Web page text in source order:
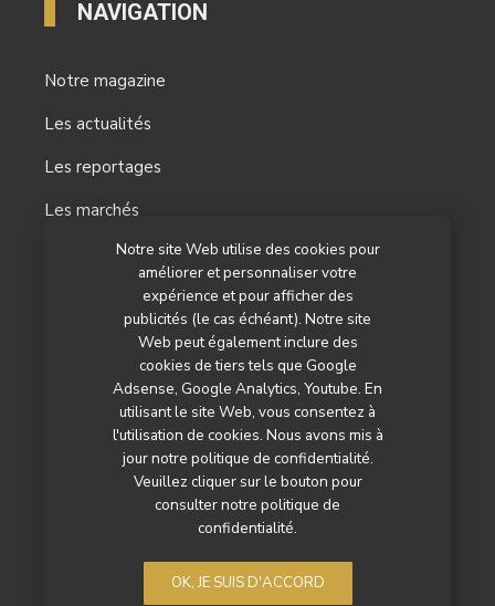
Notre site Web utilise des cookies pour
améliorer et personnaliser votre
expérience et pour afficher des
publicités (le cas échéant). Notre site
Web peut également inclure des
cookies de tiers tels que Google
Adsense, Google Analytics, Youtube. En
utilisant le site Web, vous consentez à
l'utilisation de cookies. Nous avons mis à
jour notre politique de confidentialité.
Veuillez cliquer sur le bouton pour
consulter notre politique de
confidentialité.
OK, JE SUIS D'ACCORD
NAVIGATION
Notre magazine
Les actualités
Les reportages
Les marchés
Nos autres titres
Qui sommes-nous ?
Contactez-nous
Mentions légales
Politique de confidentialité